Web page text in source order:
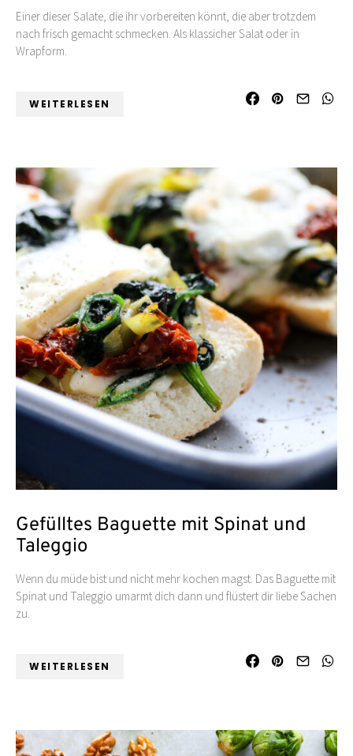
Einer dieser Salate, die ihr vorbereiten könnt, die aber trotzdem
nach frisch gemacht schmecken. Als klassicher Salat oder in
Wrapform.
WEITERLESEN
Gefülltes Baguette mit Spinat und
Taleggio
Wenn du müde bist und nicht mehr kochen magst. Das Baguette mit
Spinat und Taleggio umarmt dich dann und flüstert dir liebe Sachen
zu.
WEITERLESEN